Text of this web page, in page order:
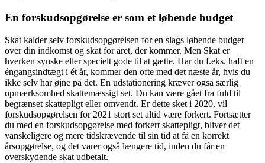
En forskudsopgørelse er som et løbende budget
Skat kalder selv forskudsopgørelsen for en slags løbende budget
over din indkomst og skat for året, der kommer. Men Skat er
hverken synske eller specielt gode til at gætte. Har du f.eks. haft en
éngangsindtægt i ét år, kommer den ofte med det næste år, hvis du
ikke selv har øjne på det. En udstationering kræver også særlig
opmærksomhed skattemæssigt set. Du kan være gået fra fuld til
begrænset skattepligt eller omvendt. Er dette sket i 2020, vil
forskudsopgørelsen for 2021 stort set altid være forkert. Fortsætter
du med en forskudsopgørelse med forkert skattepligt, bliver det
vanskeligere og mere tidskrævende til sin tid at få en korrekt
årsopgørelse, og det varer også længere tid, inden du får en
overskydende skat udbetalt.